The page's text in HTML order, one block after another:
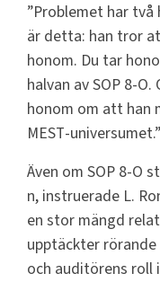
”Problemet har
är detta: han tror
honom. Du tar
halvan av SOP 8-
honom om att han
MEST-universumet.”
Även om SOP 8-O
n, instruerade L.
en stor mängd
upptäckter
och auditörens roll